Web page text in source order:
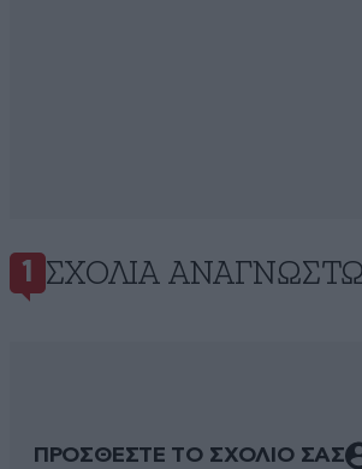
1 ΣΧΌΛΙΑ
ΠΡΟΣΘΕΣΤΕ ΤΟ ΣΧΟΛΙΟ ΣΑΣ